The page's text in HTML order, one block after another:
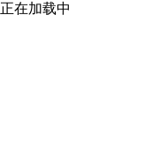
正在加载中